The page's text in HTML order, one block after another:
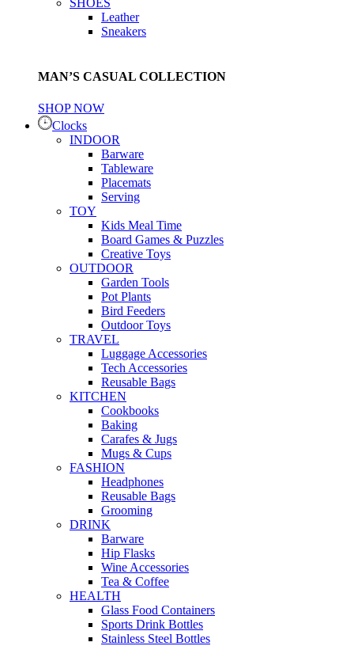
SHOES
Leather
Sneakers
MAN’S CASUAL COLLECTION
SHOP NOW
Clocks
INDOOR
Barware
Tableware
Placemats
Serving
TOY
Kids Meal Time
Board Games & Puzzles
Creative Toys
OUTDOOR
Garden Tools
Pot Plants
Bird Feeders
Outdoor Toys
TRAVEL
Luggage Accessories
Tech Accessories
Reusable Bags
KITCHEN
Cookbooks
Baking
Carafes & Jugs
Mugs & Cups
FASHION
Headphones
Reusable Bags
Grooming
DRINK
Barware
Hip Flasks
Wine Accessories
Tea & Coffee
HEALTH
Glass Food Containers
Sports Drink Bottles
Stainless Steel Bottles